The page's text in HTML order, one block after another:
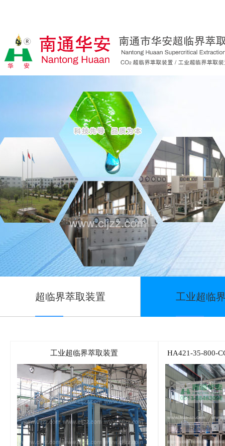
超临界萃取装置 工业超临
工业超临界萃取装置 HA421-35-800-